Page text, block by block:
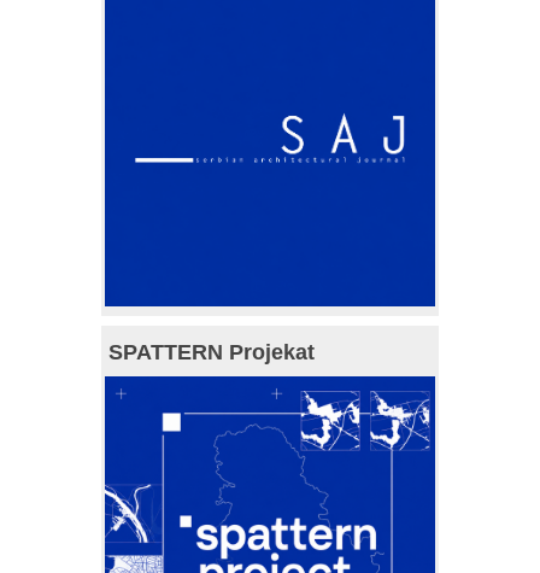
SPATTERN Projekat